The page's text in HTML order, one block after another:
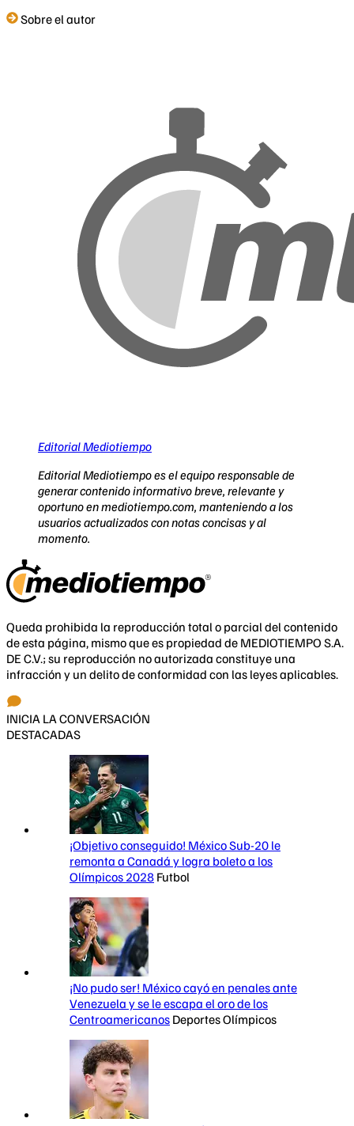
Sobre el autor
Editorial Mediotiempo
Editorial Mediotiempo es el equipo responsable de
generar contenido informativo breve, relevante y
oportuno en mediotiempo.com, manteniendo a los
usuarios actualizados con notas concisas y al
momento.
Queda prohibida la reproducción total o parcial del contenido
de esta página, mismo que es propiedad de MEDIOTIEMPO S.A.
DE C.V.; su reproducción no autorizada constituye una
infracción y un delito de conformidad con las leyes aplicables.
INICIA LA CONVERSACIÓN
DESTACADAS
¡Objetivo conseguido! México Sub-20 le
remonta a Canadá y logra boleto a los
Olímpicos 2028 Futbol
¡No pudo ser! México cayó en penales ante
Venezuela y se le escapa el oro de los
Centroamericanos Deportes Olímpicos